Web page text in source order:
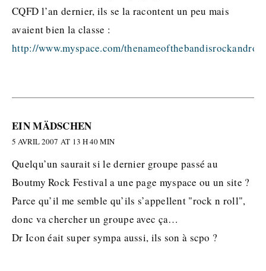
CQFD l’an dernier, ils se la racontent un peu mais
avaient bien la classe :
http://www.myspace.com/thenameofthebandisrockandroll
EIN MÄDSCHEN
5 AVRIL 2007 AT 13 H 40 MIN
Quelqu’un saurait si le dernier groupe passé au
Boutmy Rock Festival a une page myspace ou un site ?
Parce qu’il me semble qu’ils s’appellent "rock n roll",
donc va chercher un groupe avec ça…
Dr Icon éait super sympa aussi, ils son à scpo ?